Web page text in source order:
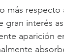
más
gran interés
aparición